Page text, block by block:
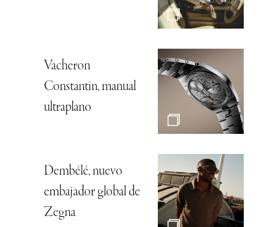
Vacheron
Constantin, manual
ultraplano
Dembélé, nuevo
embajador global de
Zegna